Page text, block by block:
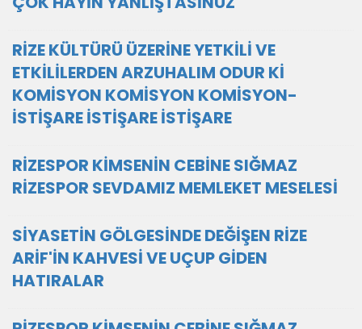
RİZE KÜLTÜRÜ ÜZERİNE YETKİLİ VE
ETKİLİLERDEN ARZUHALIM ODUR Kİ
KOMİSYON KOMİSYON KOMİSYON-
İSTİŞARE İSTİŞARE İSTİŞARE
RİZESPOR KİMSENİN CEBİNE SIĞMAZ
RİZESPOR SEVDAMIZ MEMLEKET MESELESİ
SİYASETİN GÖLGESİNDE DEĞİŞEN RİZE
ARİF'İN KAHVESİ VE UÇUP GİDEN
HATIRALAR